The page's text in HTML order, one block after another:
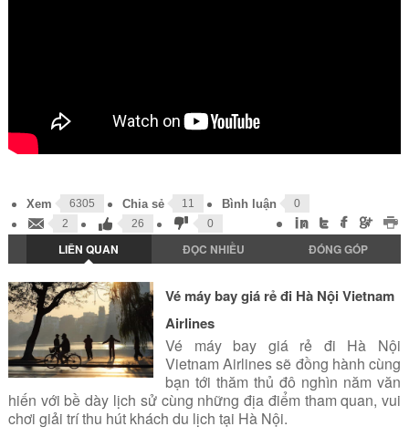
Xem 6305 Chia sẻ 11 Bình luận
0
2
26 0
LIÊN QUAN ĐỌC NHIỀU ĐÓNG GÓP
Vé máy bay giá rẻ đi Hà Nội Vietnam
Airlines
Vé máy bay giá rẻ đi Hà Nội
Vietnam Airlines sẽ đồng hành cùng
bạn tới thăm thủ đô nghìn năm văn
hiến với bề dày lịch sử cùng những địa điểm tham quan, vui
chơi giải trí thu hút khách du lịch tại Hà Nội.